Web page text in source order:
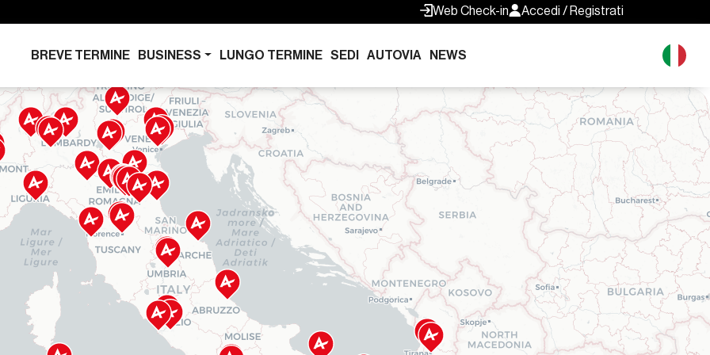
Web Check-in Accedi / Registrati
BREVE TERMINE BUSINESS LUNGO TERMINE SEDI AUTOVIA NEWS